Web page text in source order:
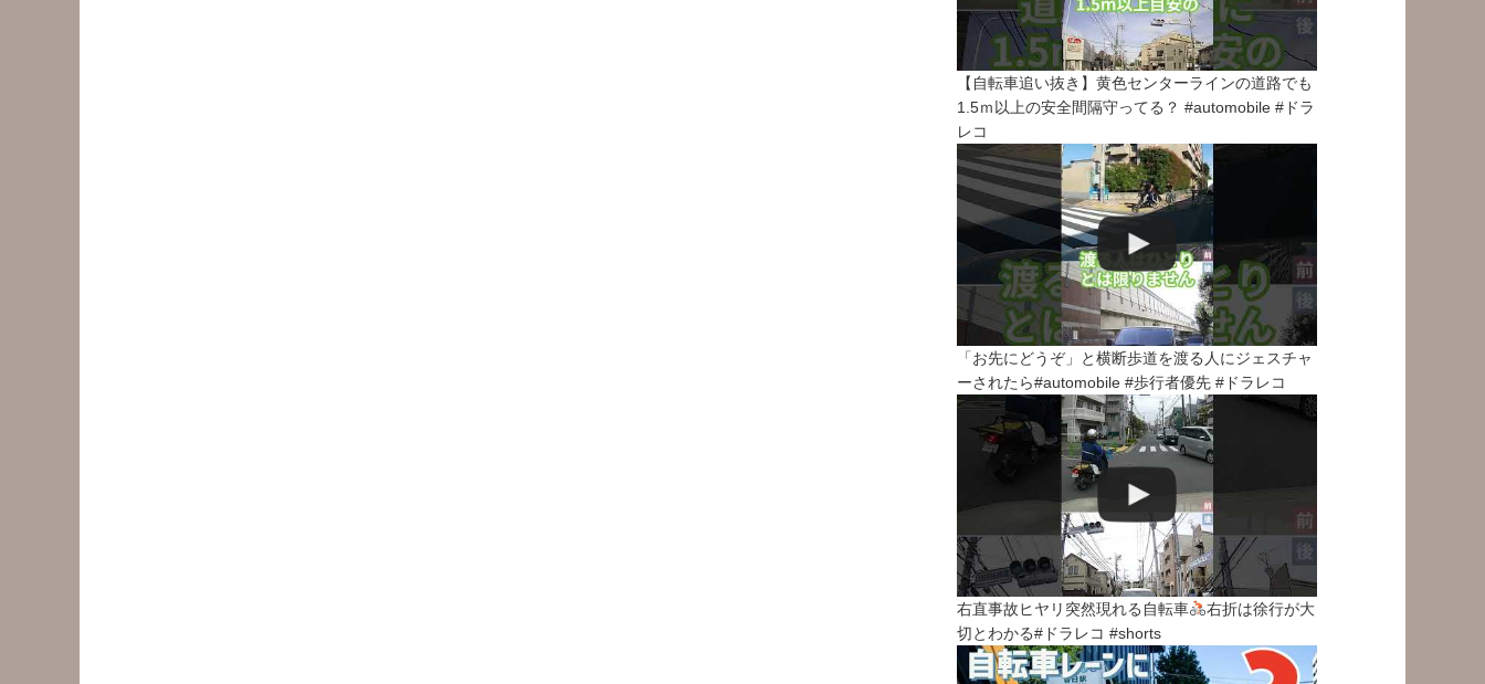
【自転車追い抜き】黄色センターラインの道路でも
1.5ｍ以上の安全間隔守ってる？ #automobile #ドラ
レコ
「お先にどうぞ」と横断歩道を渡る人にジェスチャ
ーされたら#automobile #歩行者優先 #ドラレコ
右直事故ヒヤリ突然現れる自転車
右折は徐行が大
切とわかる#ドラレコ #shorts